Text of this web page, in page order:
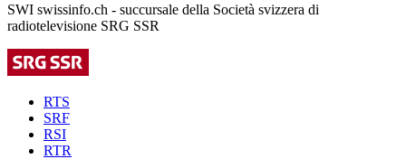
SWI swissinfo.ch - succursale della Società svizzera di
radiotelevisione SRG SSR
RTS
SRF
RSI
RTR